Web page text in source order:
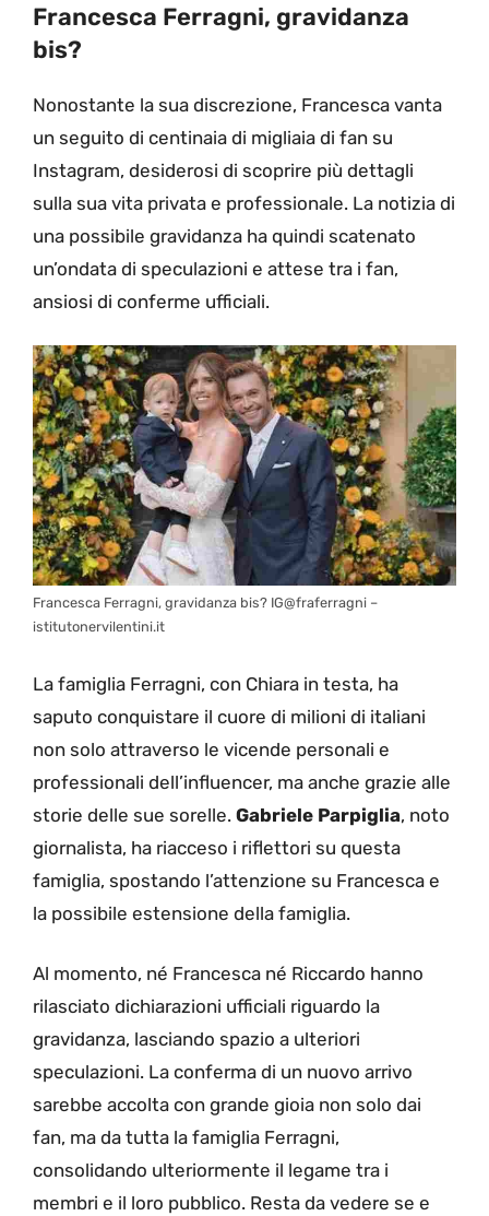
Francesca Ferragni, gravidanza
bis?
Nonostante la sua discrezione, Francesca vanta
un seguito di centinaia di migliaia di fan su
Instagram, desiderosi di scoprire più dettagli
sulla sua vita privata e professionale. La notizia di
una possibile gravidanza ha quindi scatenato
un’ondata di speculazioni e attese tra i fan,
ansiosi di conferme ufficiali.
Francesca Ferragni, gravidanza bis? IG@fraferragni –
istitutonervilentini.it
La famiglia Ferragni, con Chiara in testa, ha
saputo conquistare il cuore di milioni di italiani
non solo attraverso le vicende personali e
professionali dell’influencer, ma anche grazie alle
storie delle sue sorelle. Gabriele Parpiglia, noto
giornalista, ha riacceso i riflettori su questa
famiglia, spostando l’attenzione su Francesca e
la possibile estensione della famiglia.
Al momento, né Francesca né Riccardo hanno
rilasciato dichiarazioni ufficiali riguardo la
gravidanza, lasciando spazio a ulteriori
speculazioni. La conferma di un nuovo arrivo
sarebbe accolta con grande gioia non solo dai
fan, ma da tutta la famiglia Ferragni,
consolidando ulteriormente il legame tra i
membri e il loro pubblico. Resta da vedere se e